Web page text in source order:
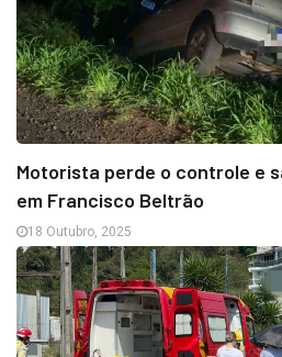
Motorista perde o controle e
em Francisco Beltrão
18 Outubro, 2025